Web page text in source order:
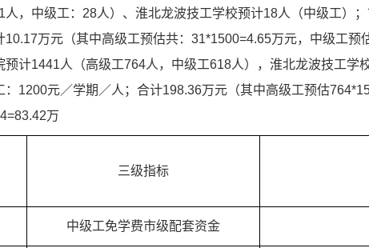
，中级工：28人）、淮北龙波技工学校预计18人（中级工）
万元（其中高级工预估共：31*1500=4.65万元，中级工
计1441人（高级工764人，中级工618人），淮北龙波技工学
1200元／学期／人；合计198.36万元（其中高级工预估
万
三级指标
中级工免学费市级配套资金